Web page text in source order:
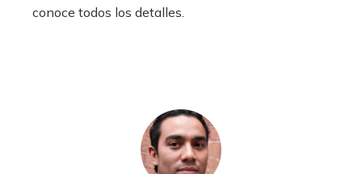
conoce todos los detalles.